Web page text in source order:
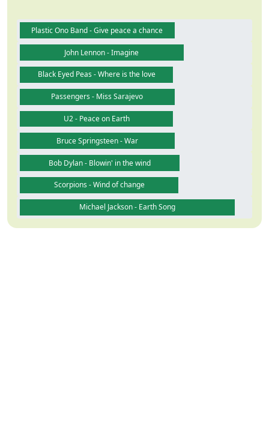
Plastic Ono Band - Give peace a chance
John Lennon - Imagine
Black Eyed Peas - Where is the love
Passengers - Miss Sarajevo
U2 - Peace on Earth
Bruce Springsteen - War
Bob Dylan - Blowin' in the wind
Scorpions - Wind of change
Michael Jackson - Earth Song